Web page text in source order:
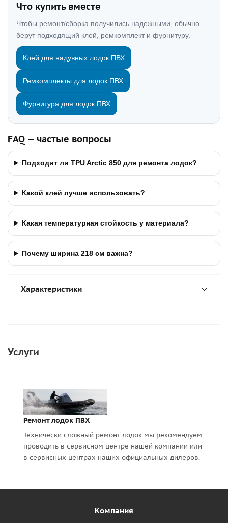
Что купить вместе
Чтобы ремонт/сборка получились надежными, обычно
берут подходящий клей, ремкомплект и фурнитуру.
Клей для надувных лодок ПВХ
Ремкомплекты для лодок ПВХ
Фурнитура для лодок ПВХ
FAQ — частые вопросы
Подходит ли TPU Arctic 850 для ремонта лодок?
Какой клей лучше использовать?
Какая температурная стойкость у материала?
Почему ширина 218 см важна?
Характеристики
Услуги
Ремонт лодок ПВХ
Технически сложный ремонт лодок мы рекомендуем
проводить в сервисном центре нашей компании или
в сервисных центрах наших официальных дилеров.
Компания